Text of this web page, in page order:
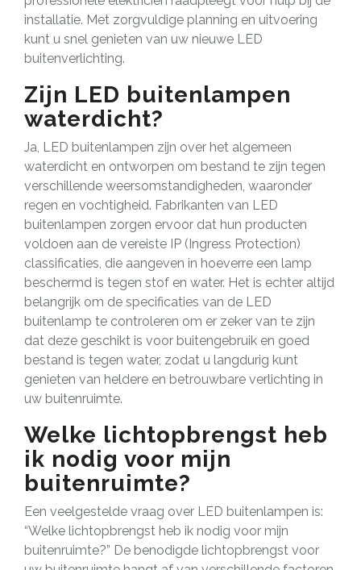
installatie. Met zorgvuldige planning en uitvoering
kunt u snel genieten van uw nieuwe LED
buitenverlichting.
Zijn LED buitenlampen
waterdicht?
Ja, LED buitenlampen zijn over het algemeen
waterdicht en ontworpen om bestand te zijn tegen
verschillende weersomstandigheden, waaronder
regen en vochtigheid. Fabrikanten van LED
buitenlampen zorgen ervoor dat hun producten
voldoen aan de vereiste IP (Ingress Protection)
classificaties, die aangeven in hoeverre een lamp
beschermd is tegen stof en water. Het is echter altijd
belangrijk om de specificaties van de LED
buitenlamp te controleren om er zeker van te zijn
dat deze geschikt is voor buitengebruik en goed
bestand is tegen water, zodat u langdurig kunt
genieten van heldere en betrouwbare verlichting in
uw buitenruimte.
Welke lichtopbrengst heb
ik nodig voor mijn
buitenruimte?
Een veelgestelde vraag over LED buitenlampen is:
“Welke lichtopbrengst heb ik nodig voor mijn
buitenruimte?” De benodigde lichtopbrengst voor